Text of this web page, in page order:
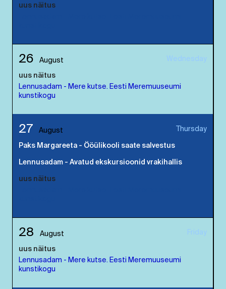
uus näitus
26 August Wednesday
uus näitus
Lennusadam - Mere kutse. Eesti Meremuuseumi
kunstikogu
27 August Thursday
Paks Margareeta - Ööülikooli saate salvestus
Lennusadam - Avatud ekskursioonid vrakihallis
uus näitus
28 August Friday
uus näitus
Lennusadam - Mere kutse. Eesti Meremuuseumi
kunstikogu